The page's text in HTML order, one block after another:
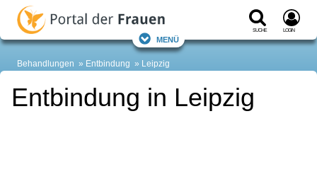
Suche Login
Menü
Behandlungen Entbindung Leipzig
Entbindung in Leipzig